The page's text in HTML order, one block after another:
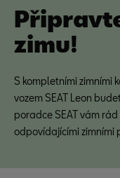
zimu!
S kompletními zimními
vozem SEAT Leon
poradce SEAT vám
odpovídajícími zimními